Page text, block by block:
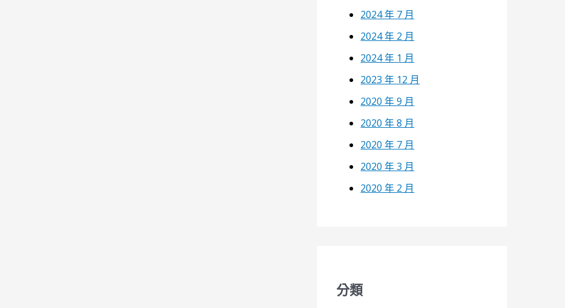
2024 年 7 月
2024 年 2 月
2024 年 1 月
2023 年 12 月
2020 年 9 月
2020 年 8 月
2020 年 7 月
2020 年 3 月
2020 年 2 月
分類